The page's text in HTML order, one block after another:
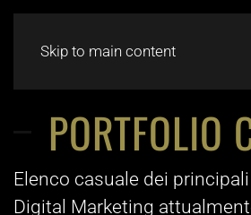
Skip to main content
PORTFOLIO
Elenco casuale dei
Digital Marketing